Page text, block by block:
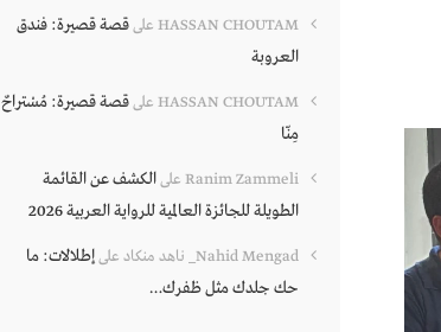
HASSAN CHOUTAM علىقصة قصيرة: فندق
العروبة
HASSAN CHOUTAM علىقصة قصيرة: مُسْتراحٌ
مِنّا
Ranim Zammeli علىالكشف عن القائمة
الطويلة للجائزة العالمية للرواية العربية 2026
Nahid Mengad_ ناهد منكاد علىإطلالات: ما
حك جلدك مثل ظفرك…